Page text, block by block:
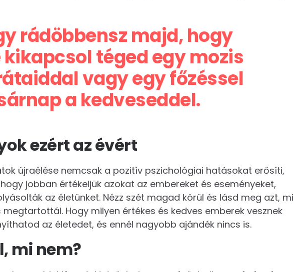
rádöbbensz majd, hogy
téged egy mozis
vagy egy főzéssel
a kedveseddel.
ezért az évért
újraélése nemcsak a pozitív pszichológiai hatásokat erősíti,
jobban értékeljük azokat az embereket és eseményeket,
az életünket. Nézz szét magad körül és lásd meg azt, mi
Hogy milyen értékes és kedves emberek vesznek
az életedet, és ennél nagyobb ajándék nincs is.
mi nem?